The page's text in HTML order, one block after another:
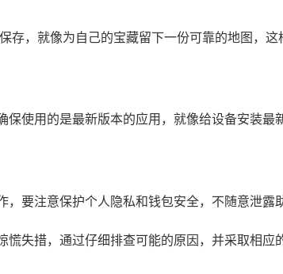
存，就像为自己的宝藏留下一份可靠的地图，
保使用的是最新版本的应用，就像给设备安装最
，要注意保护个人隐私和钱包安全，不随意泄露
慌失措，通过仔细排查可能的原因，并采取相